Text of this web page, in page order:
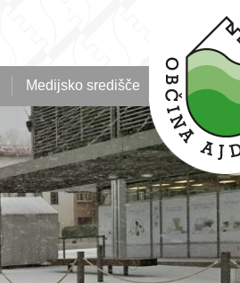
Medijsko središče